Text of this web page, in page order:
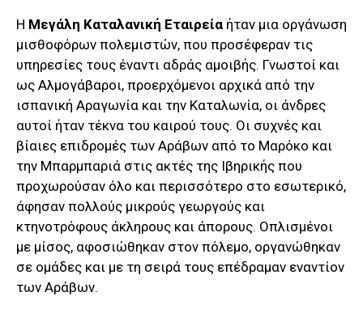
Η Μεγάλη Καταλανική Εταιρεία ήταν μια οργάνωση
μισθοφόρων πολεμιστών, που προσέφεραν τις
υπηρεσίες τους έναντι αδράς αμοιβής. Γνωστοί και
ως Αλμογάβαροι, προερχόμενοι αρχικά από την
ισπανική Αραγωνία και την Καταλωνία, οι άνδρες
αυτοί ήταν τέκνα του καιρού τους. Οι συχνές και
βίαιες επιδρομές των Αράβων από το Μαρόκο και
την Μπαρμπαριά στις ακτές της Ιβηρικής που
προχωρούσαν όλο και περισσότερο στο εσωτερικό,
άφησαν πολλούς μικρούς γεωργούς και
κτηνοτρόφους άκληρους και άπορους. Οπλισμένοι
με μίσος, αφοσιώθηκαν στον πόλεμο, οργανώθηκαν
σε ομάδες και με τη σειρά τους επέδραμαν εναντίον
των Αράβων.